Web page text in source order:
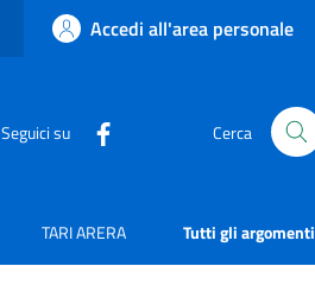
Accedi all'area personale
Seguici su Cerca
TARI ARERA Tutti gli argomenti